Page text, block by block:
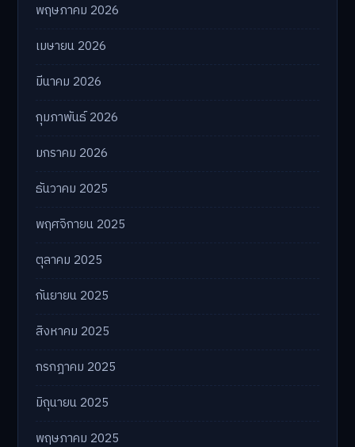
พฤษภาคม 2026
เมษายน 2026
มีนาคม 2026
กุมภาพันธ์ 2026
มกราคม 2026
ธันวาคม 2025
พฤศจิกายน 2025
ตุลาคม 2025
กันยายน 2025
สิงหาคม 2025
กรกฎาคม 2025
มิถุนายน 2025
พฤษภาคม 2025